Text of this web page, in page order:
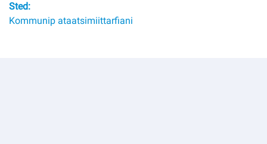
Sted:
Kommunip ataatsimiittarfiani